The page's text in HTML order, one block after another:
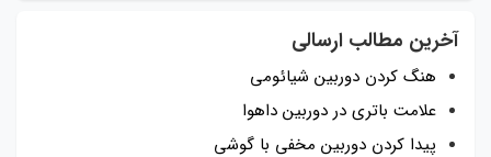
آخرین مطالب ارسالی
هنگ کردن دوربین شیائومی
علامت باتری در دوربین داهوا
پیدا کردن دوربین مخفی با گوشی